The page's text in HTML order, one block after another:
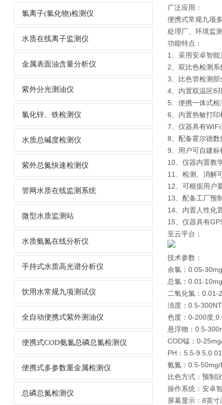
氯离子(氯化物)检测仪
水质在线离子监测仪
金属表面油含量分析仪
紫外分光测油仪
氯化锌、铁检测仪
水质总碱度检测仪
紫外总氮快速检测仪
管网水质在线监测系统
微型水质监测站
水质氨氮在线分析仪
手持式水质高光谱分析仪
饮用水常规九项测试仪
全自动便携式紫外测油仪
便携式COD氨氮总磷总氮检测仪
便携式多参数重金属检测仪
总磷总氮检测仪
广泛应用：
便携式常规九项
处理厂、环境监
功能特点：
1、采用安卓智
2、双比色检测
3、比色管检测
4、内置双温区8
5、便携一体式
6、内置热敏打
7、仪器具有
8、配备霍尔德
9、用户可自建
10、仪器内置教
11、检测、消解
12、可根据用户
13、配备工厂预
14、内置人性化
15、仪器具有
至云平台；
技术参数：
余氯：0.05-
总氯：0.01-
二氧化氯：0.01-
浊度：0.5-
色度：0-200度
悬浮物：0.5-
COD锰：0-
PH：5.5-
氨氮：0.5-
比色方式：预制
操作系统：安卓
屏幕显示：8英